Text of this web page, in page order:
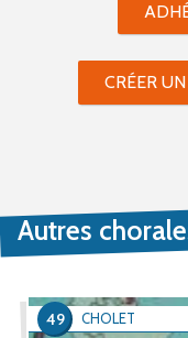
CRÉER
Autres
CHOLET
49